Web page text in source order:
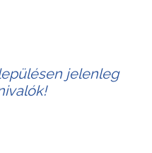
jelenleg